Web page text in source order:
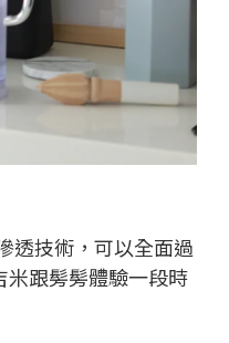
透技術，可以全面過
跟髣髣體驗一段時